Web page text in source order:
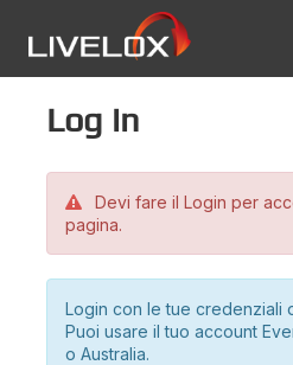
Log in
Devi fare il Login per
pagina.
Login con le tue credenziali
Puoi usare il tuo account
o Australia.